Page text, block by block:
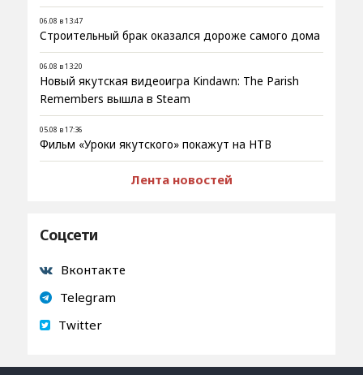
06.08 в 13:47
Строительный брак оказался дороже самого дома
06.08 в 13:20
Новый якутская видеоигра Kindawn: The Parish
Remembers вышла в Steam
05.08 в 17:36
Фильм «Уроки якутского» покажут на НТВ
Лента новостей
Соцсети
Вконтакте
Telegram
Twitter